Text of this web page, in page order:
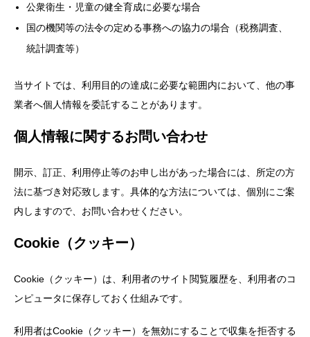
公衆衛生・児童の健全育成に必要な場合
国の機関等の法令の定める事務への協力の場合（税務調査、
統計調査等）
当サイトでは、利用目的の達成に必要な範囲内において、他の事
業者へ個人情報を委託することがあります。
個人情報に関するお問い合わせ
開示、訂正、利用停止等のお申し出があった場合には、所定の方
法に基づき対応致します。具体的な方法については、個別にご案
内しますので、お問い合わせください。
Cookie（クッキー）
Cookie（クッキー）は、利用者のサイト閲覧履歴を、利用者のコ
ンピュータに保存しておく仕組みです。
利用者はCookie（クッキー）を無効にすることで収集を拒否する